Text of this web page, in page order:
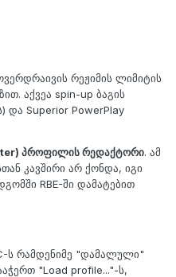
რეჟიმის ლიმიტის
აქვეა spin-up ბაგის
და Superior PowerPlay
პროფილის რედაქტორი. ამ
კავშირი არ ქონდა, იგი
RBE-ში დამატებით
ს რამდენიმე "დამალული"
"Load profile..."-ს,